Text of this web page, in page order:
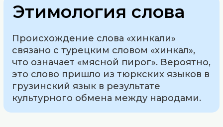
Этимология слова
Происхождение слова «хинкали»
связано с турецким словом «хинкал»,
что означает «мясной пирог». Вероятно,
это слово пришло из тюркских языков в
грузинский язык в результате
культурного обмена между народами.